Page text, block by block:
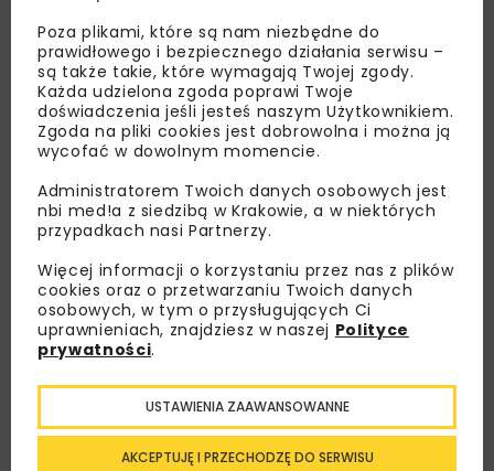
Lubisz wiedzieć więcej?
Zapisz się do newslettera aby otrzymywać od
zaproszenia na wydarzenia, atrakcyjne oferty i
dedykowane akcje specjalne.
Zapoznałam/em się zPolityką Prywatności
Regulaminemoraz wyrażam zgodę na otrzymywanie na
podany przeze mnie adres e-mail korespondencji
handlowej w postaci newslettera.
Poza plikami, które są nam niezbędne do
prawidłowego i bezpiecznego działania serwisu –
są także takie, które wymagają Twojej zgody.
Każda udzielona zgoda poprawi Twoje
doświadczenia jeśli jesteś naszym Użytkownikiem.
Zgoda na pliki cookies jest dobrowolna i można ją
wycofać w dowolnym momencie.
Administratorem Twoich danych osobowych jest
nbi med!a z siedzibą w Krakowie, a w niektórych
przypadkach nasi Partnerzy.
Więcej informacji o korzystaniu przez nas z plików
cookies oraz o przetwarzaniu Twoich danych
osobowych, w tym o przysługujących Ci
uprawnieniach, znajdziesz w naszej Polityce
prywatności.
AKCEPTUJĘ I PRZECHODZĘ DO SERWISU
USTAWIENIA ZAAWANSOWANNE